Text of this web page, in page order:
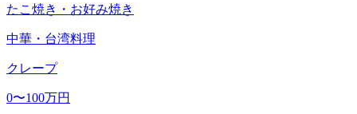
たこ焼き・お好み焼き
中華・台湾料理
クレープ
0〜100万円